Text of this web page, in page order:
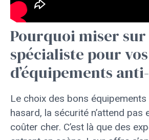
Pourquoi miser sur
spécialiste pour
d’équipements
Le choix des bons
hasard, la sécurité n’attend
coûter cher. C’est là que des